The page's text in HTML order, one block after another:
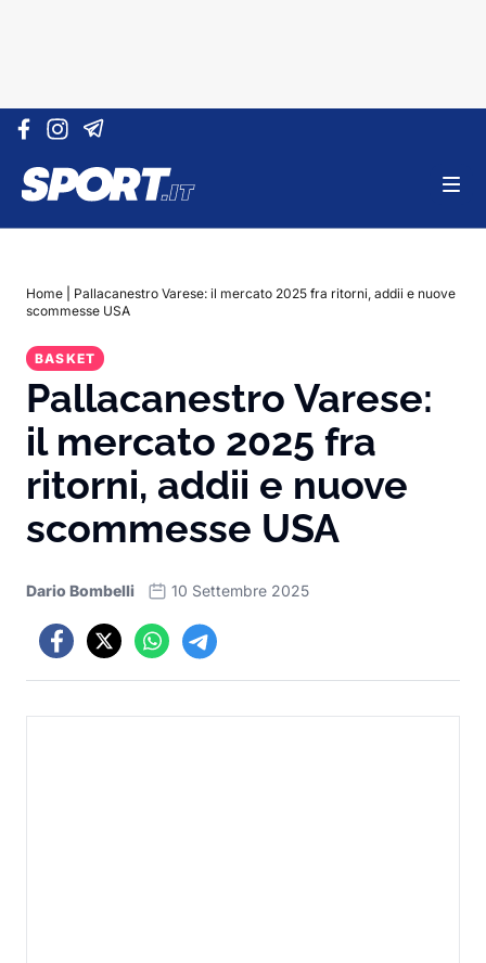
Vai al contenuto
Home
Pallacanestro Varese: il mercato 2025 fra ritorni, addii e nuove
scommesse USA
BASKET
Pallacanestro Varese:
il mercato 2025 fra
ritorni, addii e nuove
scommesse USA
Dario Bombelli 10 Settembre 2025